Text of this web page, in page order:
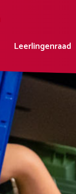
Leerlingenraad